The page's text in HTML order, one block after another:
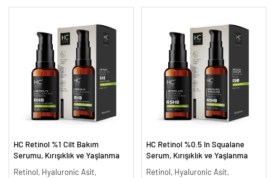
HC Retinol %1 Cilt Bakım
Serumu, Kırışıklık ve Yaşlanma
Retinol, Hyaluronic Asit,
HC Retinol %0.5 In Squalane
Serum, Kırışıklık ve Yaşlanma
Retinol, Hyaluronic Asit,